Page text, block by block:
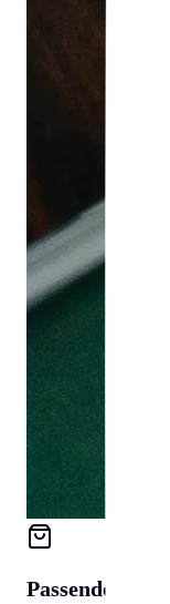
Passendes für